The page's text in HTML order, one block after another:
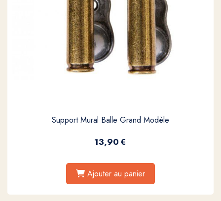
Support Mural Balle Grand Modèle
13,90€
Ajouter au panier